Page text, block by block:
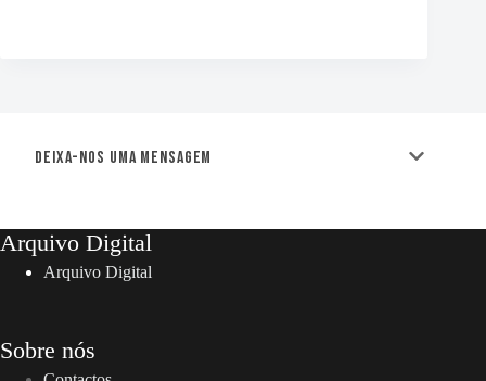
Deixa-nos uma mensagem
Arquivo Digital
Arquivo Digital
Sobre nós